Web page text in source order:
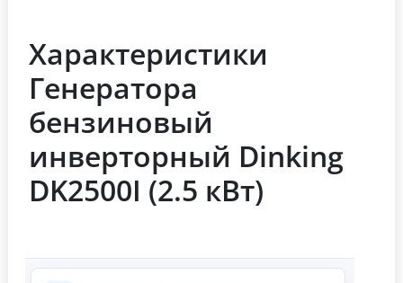
Характеристики
Генератора
бензиновый
инверторный Dinking
DK2500I (2.5 кВт)